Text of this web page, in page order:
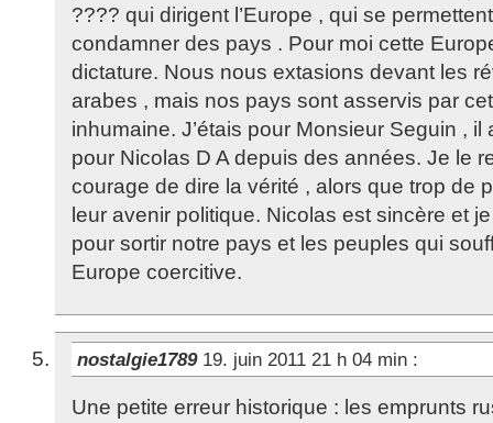
???? qui dirigent l’Europe , qui se
condamner des pays . Pour moi cette
dictature. Nous nous extasions devant les
arabes , mais nos pays sont asservis par
inhumaine. J’étais pour Monsieur Seguin , il
pour Nicolas D A depuis des années. Je le
courage de dire la vérité , alors que trop de
leur avenir politique. Nicolas est sincère et
pour sortir notre pays et les peuples qui
Europe coercitive.
nostalgie1789 19. juin 2011 21 h 04 min :
Une petite erreur historique : les emprunts